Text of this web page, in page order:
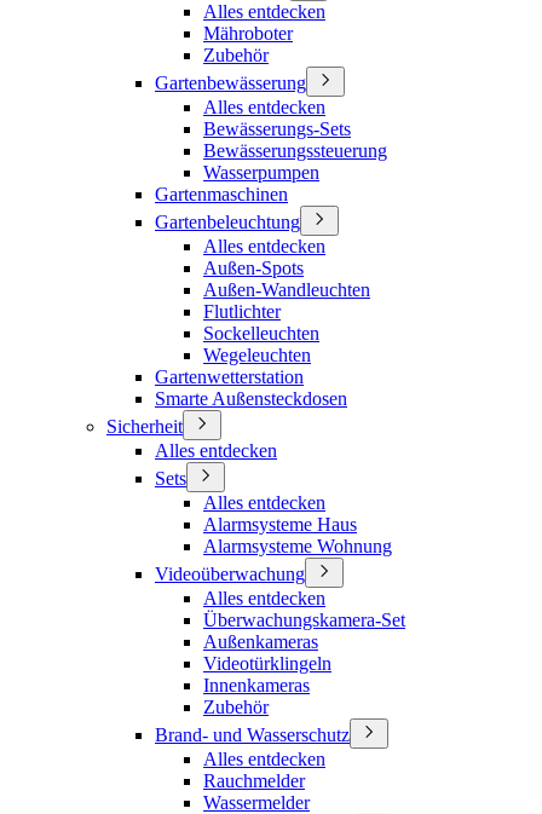
Alles entdecken
Mähroboter
Zubehör
Gartenbewässerung
Alles entdecken
Bewässerungs-Sets
Bewässerungssteuerung
Wasserpumpen
Gartenmaschinen
Gartenbeleuchtung
Alles entdecken
Außen-Spots
Außen-Wandleuchten
Flutlichter
Sockelleuchten
Wegeleuchten
Gartenwetterstation
Smarte Außensteckdosen
Sicherheit
Alles entdecken
Sets
Alles entdecken
Alarmsysteme Haus
Alarmsysteme Wohnung
Videoüberwachung
Alles entdecken
Überwachungskamera-Set
Außenkameras
Videotürklingeln
Innenkameras
Zubehör
Brand- und Wasserschutz
Alles entdecken
Rauchmelder
Wassermelder